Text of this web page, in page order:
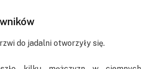
do jadalni otworzyły się.